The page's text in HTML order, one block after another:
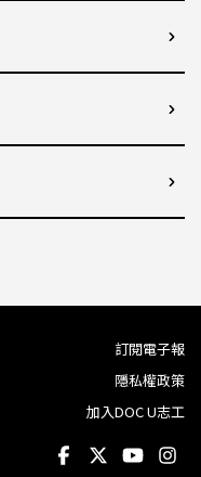
訂閱電子報
隱私權政策
加入DOC U志工